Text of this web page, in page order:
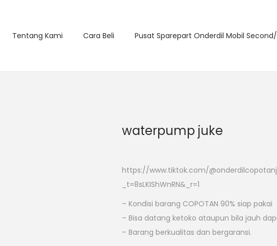
Tentang Kami Cara Beli Pusat Sparepart Onderdil Mobil
waterpump juke
https://www.tiktok.com/
_t=8sLKIShWnRN&_r=1
– Kondisi barang COPOTAN 90% siap pakai
– Bisa datang ketoko ataupun bila jauh
– Barang berkualitas dan bergaransi.